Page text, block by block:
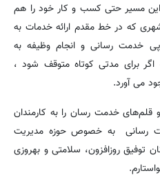
مسیر حتی کسب و کار خود را هم
که در خط مقدم ارائه خدمات به
خدمت رسانی و انجام وظیفه به
برای مدتی کوتاه متوقف شود ،
می آورد.
و قلم‌های خدمت رسان را به کارمندان
رسانی به خصوص حوزه مدیریت
توفیق روزافزون، سلامتی و بهروزی